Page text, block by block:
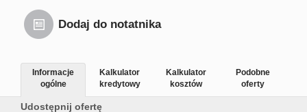
Dodaj do notatnika
Udostępnij ofertę
Informacje
ogólne
Kalkulator
kredytowy
Kalkulator
kosztów
Podobne
oferty